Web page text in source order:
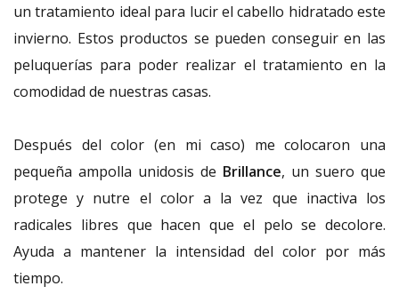
un tratamiento ideal para lucir el cabello hidratado este
invierno. Estos productos se pueden conseguir en las
peluquerías para poder realizar el tratamiento en la
comodidad de nuestras casas.
Después del color (en mi caso) me colocaron una
pequeña ampolla unidosis de Brillance, un suero que
protege y nutre el color a la vez que inactiva los
radicales libres que hacen que el pelo se decolore.
Ayuda a mantener la intensidad del color por más
tiempo.